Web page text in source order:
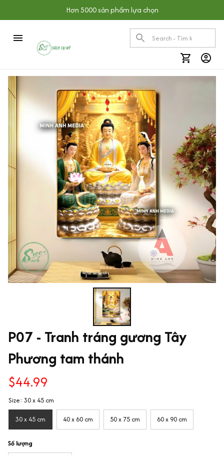
Hơn 5000 sản phẩm lựa chọn
P07 - Tranh tráng gương Tây
Phương tam thánh
$44.99
Size: 30 x 45 cm
30 x 45 cm 40 x 60 cm 50 x 75 cm 60 x 90 cm
Số lượng